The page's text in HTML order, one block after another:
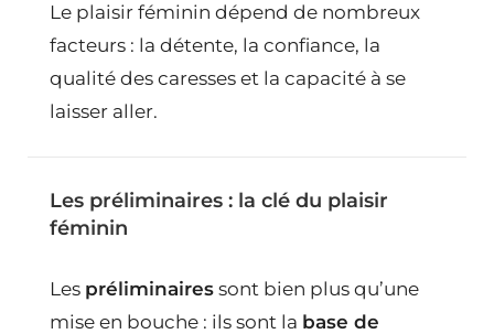
Le plaisir féminin dépend de nombreux
facteurs : la détente, la confiance, la
qualité des caresses et la capacité à se
laisser aller.
Les préliminaires : la clé du plaisir
féminin
Les préliminaires sont bien plus qu’une
mise en bouche : ils sont la base de